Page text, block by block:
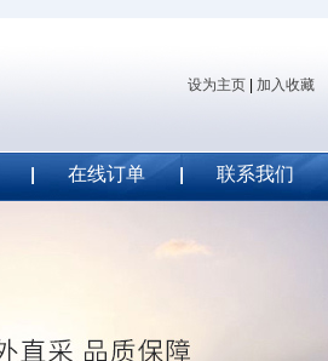
设为主页 加入收藏
在线订单 联系我们